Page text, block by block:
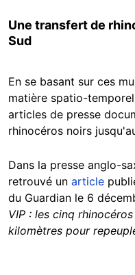
Une transfert de
Sud
En se basant sur ces
matière spatio-
articles de presse
rhinocéros noirs
Dans la presse anglo-
retrouvé un article
du Guardian le 6
VIP : les cinq
kilomètres pour